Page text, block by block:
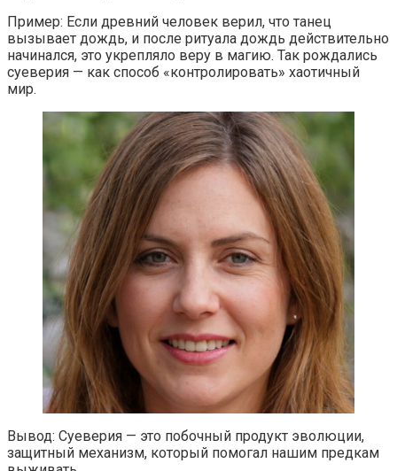
Пример: Если древний человек верил, что танец
вызывает дождь, и после ритуала дождь действительно
начинался, это укрепляло веру в магию. Так рождались
суеверия — как способ «контролировать» хаотичный
мир.
Вывод: Суеверия — это побочный продукт эволюции,
защитный механизм, который помогал нашим предкам